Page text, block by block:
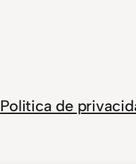
Politica de